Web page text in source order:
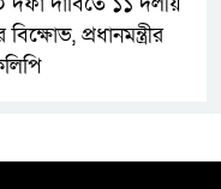
প্রধানমন্ত্রীর
স্ত্রীরও মৃত্যু, শোকে